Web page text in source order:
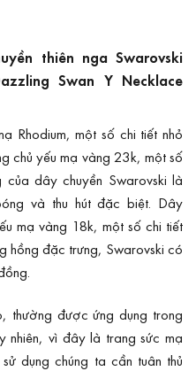
thiên nga Swarovski
Swan Y Necklace
Rhodium, một số chi tiết nhỏ
chủ yếu mạ vàng 23k, một số
dây chuyền Swarovski là
và thu hút đặc biệt. Dây
mạ vàng 18k, một số chi tiết
hồng đặc trưng, Swarovski có
thường được ứng dụng trong
nhiên, vì đây là trang sức mạ
dụng chúng ta cần tuân thủ